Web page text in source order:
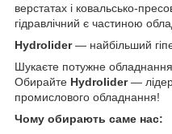
верстатах і ковальсько-
гідравлічний є частиною
Hydrolider— найбільший
Шукаєте потужне
Обирайте Hydrolider—
промислового обладнання!
Чому обирають саме нас: